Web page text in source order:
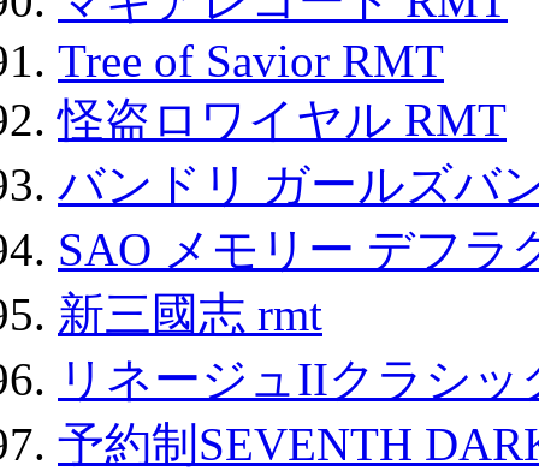
Tree of Savior RMT
怪盗ロワイヤル RMT
バンドリ ガールズバ
SAO メモリー デフラ
新三國志 rmt
リネージュIIクラシ
予約制SEVENTH